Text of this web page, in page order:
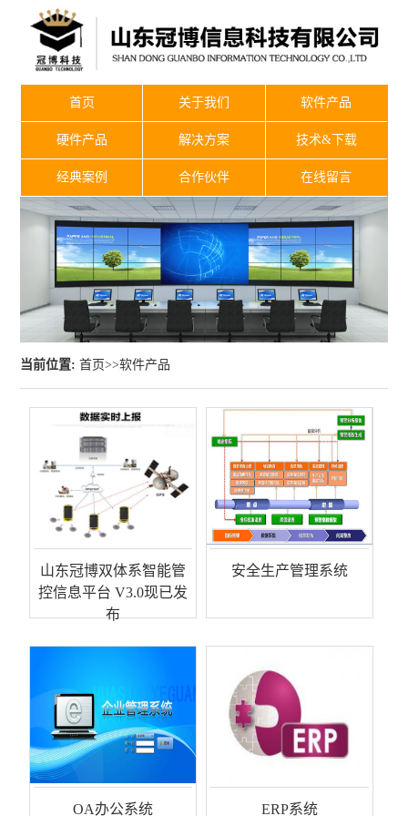
首页 关于我们 软件产品
硬件产品 解决方案 技术&下载
经典案例 合作伙伴 在线留言
当前位置: 首页>>软件产品
山东冠博双体系智能管
控信息平台 V3.0现已发
布
安全生产管理系统
OA办公系统 ERP系统